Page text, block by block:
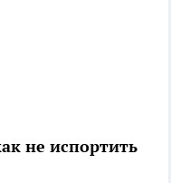
не испортить